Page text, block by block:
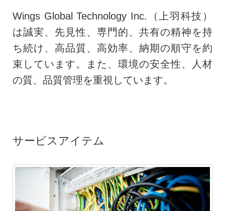
Wings Global Technology Inc.（上羽科技）
は誠実、先見性、専門的、共有の精神を持
ち続け、高品質、高効率、納期の順守を約
束しています。また、環境の安全性、人材
の質、品質管理を重視しています。
サービスアイテム